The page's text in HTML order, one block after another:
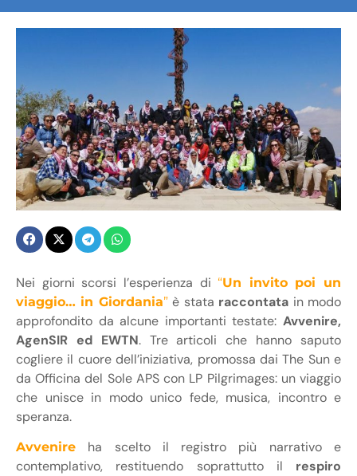
Nei giorni scorsi l’esperienza di “Un invito poi un
viaggio… in Giordania”è stata raccontata in modo
approfondito da alcune importanti testate: Avvenire,
AgenSIR ed EWTN. Tre articoli che hanno saputo
cogliere il cuore dell’iniziativa, promossa dai The Sun e
da Officina del Sole APS con LP Pilgrimages: un viaggio
che unisce in modo unico fede, musica, incontro e
speranza.
Avvenire ha scelto il registro più narrativo e
contemplativo, restituendo soprattutto il respiro